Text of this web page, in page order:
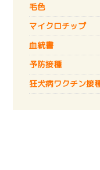
毛色
マイクロチップ
血統書
予防接種
狂犬病ワクチン接